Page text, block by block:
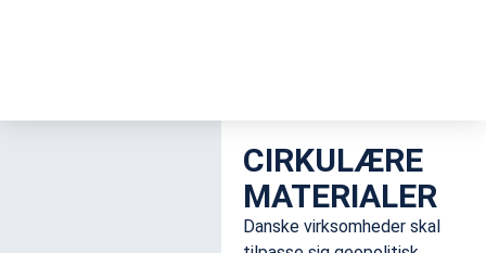
CIRKULÆRE
MATERIALER
Danske virksomheder skal